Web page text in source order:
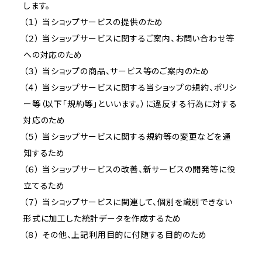
します。
（１） 当ショップサービスの提供のため
（２） 当ショップサービスに関するご案内、お問い合わせ等
への対応のため
（３） 当ショップの商品、サービス等のご案内のため
（４） 当ショップサービスに関する当ショップの規約、ポリシ
ー等（以下「規約等」といいます。）に違反する行為に対する
対応のため
（５） 当ショップサービスに関する規約等の変更などを通
知するため
（６） 当ショップサービスの改善、新サービスの開発等に役
立てるため
（７） 当ショップサービスに関連して、個別を識別できない
形式に加工した統計データを作成するため
（８） その他、上記利用目的に付随する目的のため